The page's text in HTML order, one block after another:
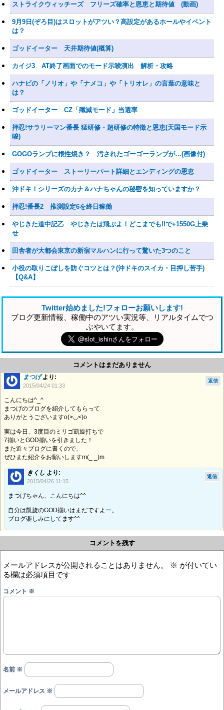
ストライクウィッチーズ フリーズ確率と恩恵と期待値 (動画)
9月9日(ぞろ目)はスロットがアツい？高設定があるホールやイベント
は？
ゴッドイーター 天井期待値(概算)
カイジ3 AT終了画面でのモード示唆演出 解析・攻略
ハナビの「ノリオ」や「ナメコ」や「トリオレ」の言葉の意味と
は？
ゴッドイーター CZ「殲滅モード」当選率
押忍!サラリーマン番長 猛研修・超研修の特徴と恩恵(天国モード示
唆)
GOGOランプに根性焼き？ 汚されたゴーゴーランプが…(画像付)
ゴッドイーター ストーリーパート詳細とエンディングの恩恵
沖ドキ！シリーズのカナ＆ハナちゃんの秘密を知っていますか？
押忍!番長2 推測設定6を終日稼働
やじきた道中記乙 やじきたは飛ぶよ！どこまでも!!で+1550G上乗
せ
田舎者が大都会東京の新宿マルハンに行って驚いた3つのこと
小役の取りこぼしを防ぐコツとは？(沖ドキのスイカ・目押し苦手)
【Q&A】
Twitter始めました!フォローお願いします!
ブログ更新情報、稼働中のアツい実況等、リアルタイムでつ
ぶやいてます。
コメントはまだありません
まつげ より:
2015/04/24 01:33
こんにちは^_^
まつげのブログを紹介してもらって
ありがとうございますo(>◡<)o
実は今日、3度目のミリゴ凱旋打ちで
7揃いとGOD揃いを引きました！
また近々ブログに書くので、
ぜひまた紹介をお願いしますm(_ _)m
返信
きくし より:
2015/04/26 11:15
まつげちゃん、こんにちは^^
自分は凱旋のGOD揃いはまだですよー。
ブログ楽しみにしてます^^
返信
コメントを残す
メールアドレスが公開されることはありません。 ※ が付いてい
る欄は必須項目です
コメント ※
名前 ※
メールアドレス ※